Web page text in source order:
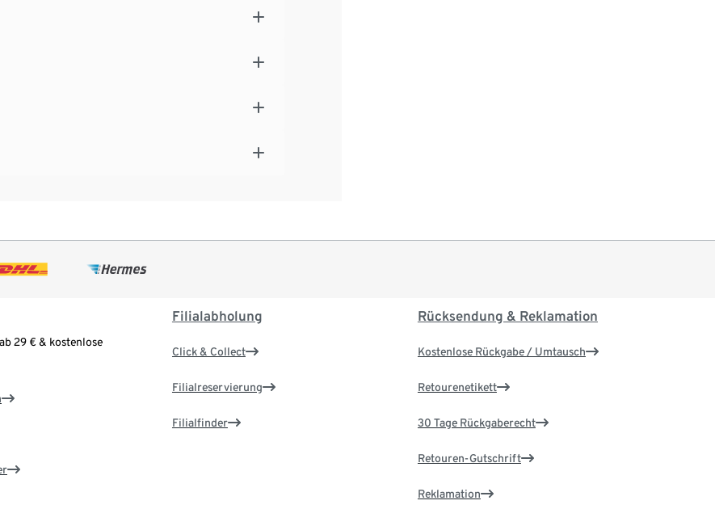
29 € & kostenlose
Filialabholung
Click & Collect
Filialreservierung
Filialfinder
Rücksendung & Reklamation
Kostenlose Rückgabe / Umtausch
Retourenetikett
30 Tage Rückgaberecht
Retouren-Gutschrift
Reklamation